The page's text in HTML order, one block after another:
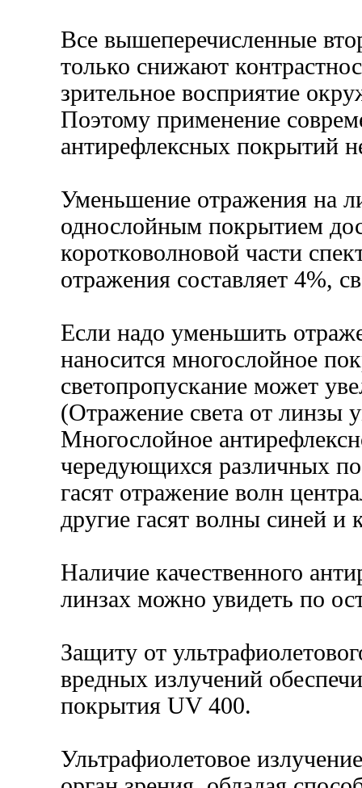
Все вышеперечисленные
только снижают
зрительное восприятие
Поэтому применение
антирефлексных покрытий
Уменьшение отражения на
однослойным покрытием
коротковолновой части
отражения составляет 4%,
Если надо уменьшить
наносится многослойное
светопропускание может
(Отражение света от линзы
Многослойное
чередующихся различных
гасят отражение волн
другие гасят волны синей и
Наличие качественного
линзах можно увидеть по
Защиту от
вредных излучений
покрытия UV 400.
Ультрафиолетовое